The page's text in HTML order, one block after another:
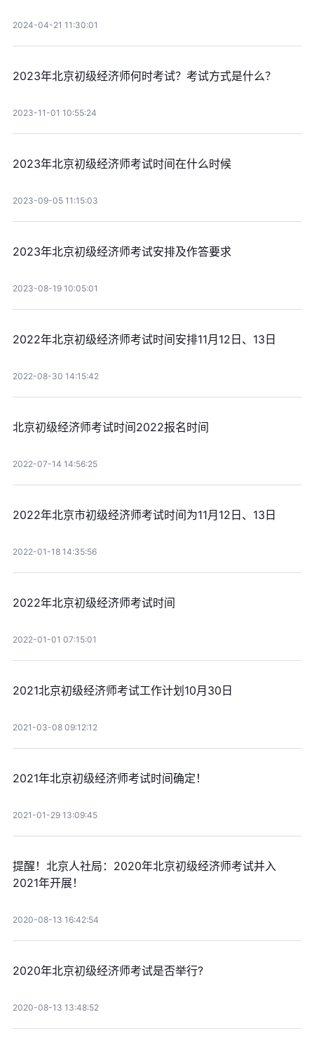
2024-04-21 11:30:01
2023年北京初级经济师何时考试？考试方式是什么？
2023-11-01 10:55:24
2023年北京初级经济师考试时间在什么时候
2023-09-05 11:15:03
2023年北京初级经济师考试安排及作答要求
2023-08-19 10:05:01
2022年北京初级经济师考试时间安排11月12日、13日
2022-08-30 14:15:42
北京初级经济师考试时间2022报名时间
2022-07-14 14:56:25
2022年北京市初级经济师考试时间为11月12日、13日
2022-01-18 14:35:56
2022年北京初级经济师考试时间
2022-01-01 07:15:01
2021北京初级经济师考试工作计划10月30日
2021-03-08 09:12:12
2021年北京初级经济师考试时间确定！
2021-01-29 13:09:45
提醒！北京人社局：2020年北京初级经济师考试并入
2021年开展！
2020-08-13 16:42:54
2020年北京初级经济师考试是否举行?
2020-08-13 13:48:52